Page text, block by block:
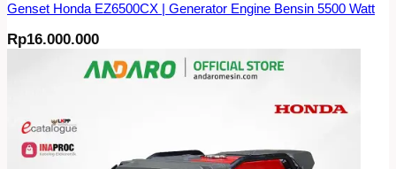
Genset Honda EZ6500CX | Generator Engine Bensin 5500 Watt
Rp16.000.000